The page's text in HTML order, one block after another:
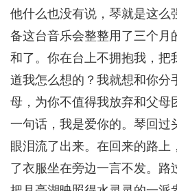
他什么也没有说，琴就是这么
备这台音乐会整整用了三个月
和了。你在台上不拥抱我，把
道我怎么想的？我就想和你分
母，为你不值得我放弃和父母
一句话，我是爱你的。琴回过
眼泪流了出来。在回来的路上
了衣服坐在旁边一言不发。路